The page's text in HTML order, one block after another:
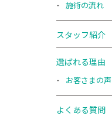
施術の流れ
スタッフ紹介
選ばれる理由
お客さまの声
よくある質問